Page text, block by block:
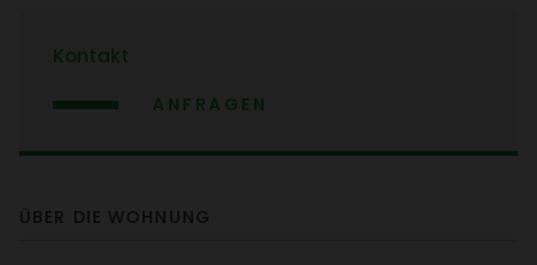
Kontakt
ANFRAGEN
ÜBER DIE WOHNUNG